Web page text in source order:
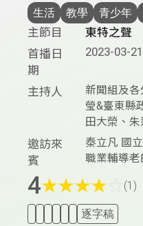
生活 教學 青少年
主節目
東特之聲
首播日
期
2023-03-21
主持人
新聞組及各
瑩&臺東縣
田大榮、
邀訪來
賓
秦立凡 國
職業輔導老
4★★★★ (1)
逐字稿